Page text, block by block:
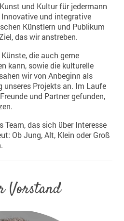
und Kultur für jedermann
und integrative
Künstlern und Publikum
das wir anstreben.
die auch gerne
kann, sowie die kulturelle
wir von Anbeginn als
Projekts an. Im Laufe
und Partner gefunden,
Team, das sich über Interesse
Ob Jung, Alt, Klein oder Groß
Vorstand